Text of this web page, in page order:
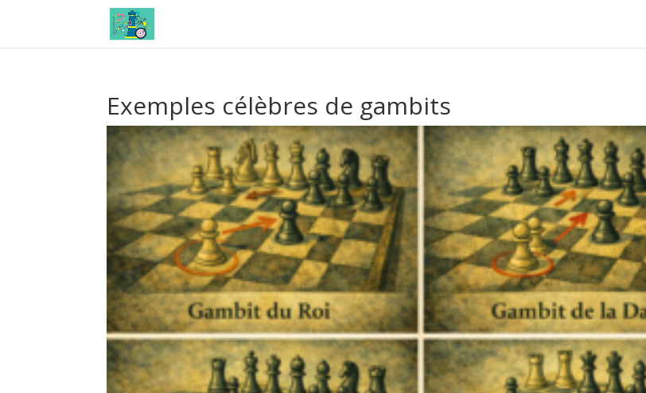
Exemples célèbres de gambits